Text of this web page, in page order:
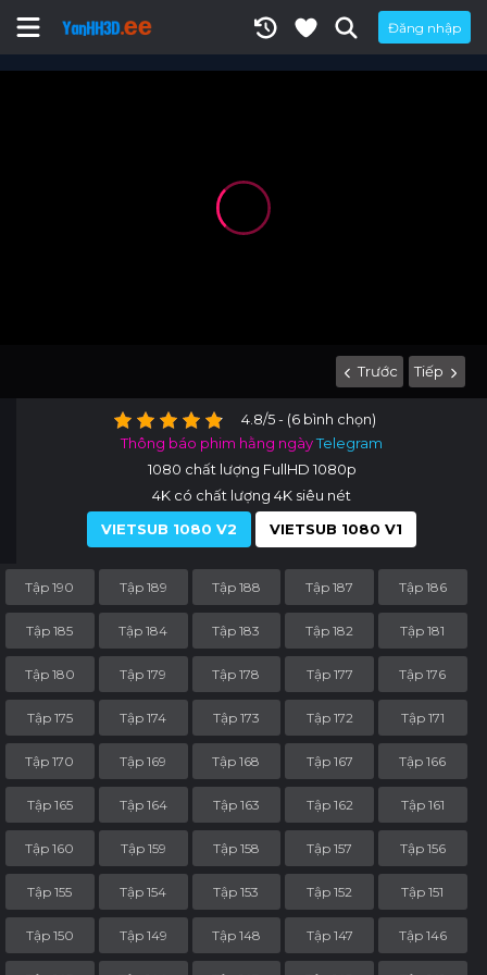
Đăng nhập
Trước Tiếp
4.8/5 - (6 bình chọn)
Thông báo phim hằng ngàyTelegram
1080 chất lượng FullHD 1080p
4K có chất lượng 4K siêu nét
VIETSUB 1080 V2
VIETSUB 1080 V1
Tập 190 Tập 189 Tập 188 Tập 187 Tập 186
Tập 185 Tập 184 Tập 183 Tập 182 Tập 181
Tập 180 Tập 179 Tập 178 Tập 177 Tập 176
Tập 175 Tập 174 Tập 173 Tập 172 Tập 171
Tập 170 Tập 169 Tập 168 Tập 167 Tập 166
Tập 165 Tập 164 Tập 163 Tập 162 Tập 161
Tập 160 Tập 159 Tập 158 Tập 157 Tập 156
Tập 155 Tập 154 Tập 153 Tập 152 Tập 151
Tập 150 Tập 149 Tập 148 Tập 147 Tập 146